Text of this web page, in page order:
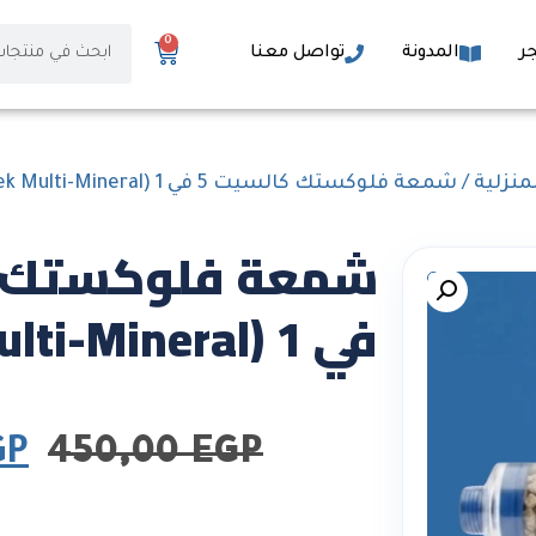
المدونة تواصل معنا
0
/ شمعة فلوكستك كالسيت 5 في 1 (Fluxtek Multi-Mineral)
في 1 (Fluxtek Multi-Mineral)
450,00EGP